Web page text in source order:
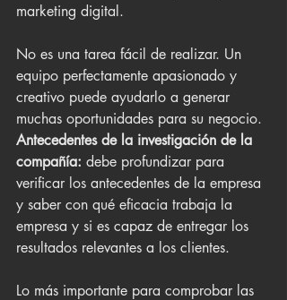
marketing digital.
No es una tarea fácil de realizar. Un
equipo perfectamente apasionado y
creativo puede ayudarlo a generar
muchas oportunidades para su negocio.
Antecedentes de la investigación de la
compañía: debe profundizar para
verificar los antecedentes de la empresa
y saber con qué eficacia trabaja la
empresa y si es capaz de entregar los
resultados relevantes a los clientes.
Lo más importante para comprobar las